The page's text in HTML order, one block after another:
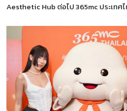
Aesthetic Hub ต่อไป 365mc ประเท